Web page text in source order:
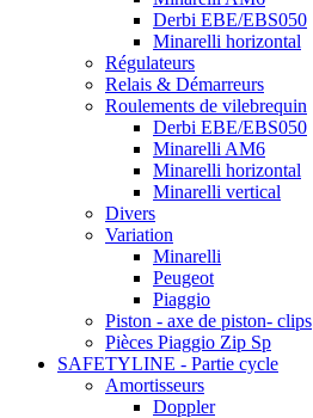
Derbi EBE/EBS050
Minarelli horizontal
Régulateurs
Relais & Démarreurs
Roulements de vilebrequin
Derbi EBE/EBS050
Minarelli AM6
Minarelli horizontal
Minarelli vertical
Divers
Variation
Minarelli
Peugeot
Piaggio
Piston - axe de piston- clips
Pièces Piaggio Zip Sp
SAFETYLINE - Partie cycle
Amortisseurs
Doppler